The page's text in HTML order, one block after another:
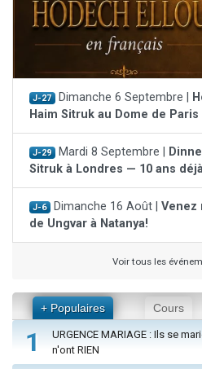
J-27 Dimanche 6 Septembre |
Haim Sitruk au Dome de Paris
J-29 Mardi 8 Septembre |
Sitruk à Londres — 10 ans
J-6 Dimanche 16 Août | Venez
de Ungvar à Natanya!
Voir tous les
+ Populaires Cours
1
URGENCE MARIAGE : Ils se
n'ont RIEN